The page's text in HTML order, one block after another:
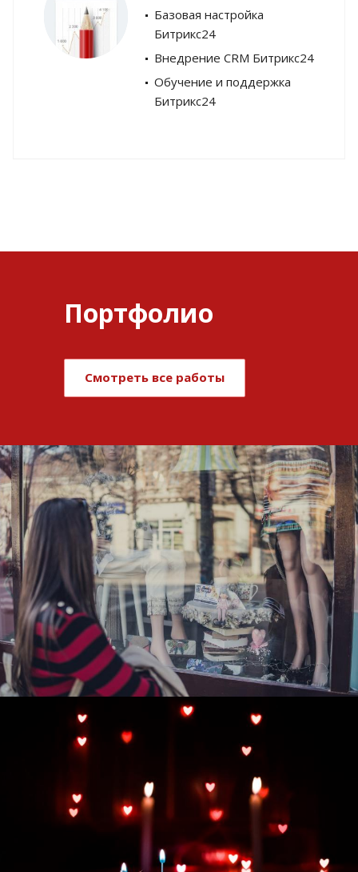
Базовая настройка
Битрикс24
Внедрение CRM Битрикс24
Обучение и поддержка
Битрикс24
Портфолио
Смотреть все работы
Развитие и поддержка интернет-
витрины StepClub
Смотреть проект
Развитие интернет-магазина "Всё для
праздника"